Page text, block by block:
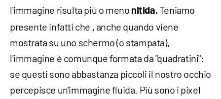
l'immagine risulta più o meno nitida.Teniamo
presente infatti che , anche quando viene
mostrata su uno schermo (o stampata),
l'immagine è comunque formata da "quadratini":
se questi sono abbastanza piccoli il nostro occhio
percepisce un'immagine fluida. Più sono i pixel